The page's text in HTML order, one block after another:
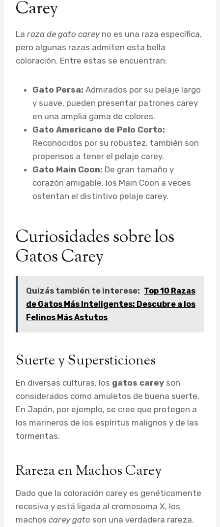
Carey
La raza de gato careyno es una raza específica,
pero algunas razas admiten esta bella
coloración. Entre estas se encuentran:
Gato Persa: Admirados por su pelaje largo
y suave, pueden presentar patrones carey
en una amplia gama de colores.
Gato Americano de Pelo Corto:
Reconocidos por su robustez, también son
propensos a tener el pelaje carey.
Gato Main Coon: De gran tamaño y
corazón amigable, los Main Coon a veces
ostentan el distintivo pelaje carey.
Curiosidades sobre los
Gatos Carey
Quizás también te interese: Top 10 Razas
de Gatos Más Inteligentes: Descubre a los
Felinos Más Astutos
Suerte y Supersticiones
En diversas culturas, los gatos carey son
considerados como amuletos de buena suerte.
En Japón, por ejemplo, se cree que protegen a
los marineros de los espíritus malignos y de las
tormentas.
Rareza en Machos Carey
Dado que la coloración carey es genéticamente
recesiva y está ligada al cromosoma X, los
machos carey gato son una verdadera rareza.